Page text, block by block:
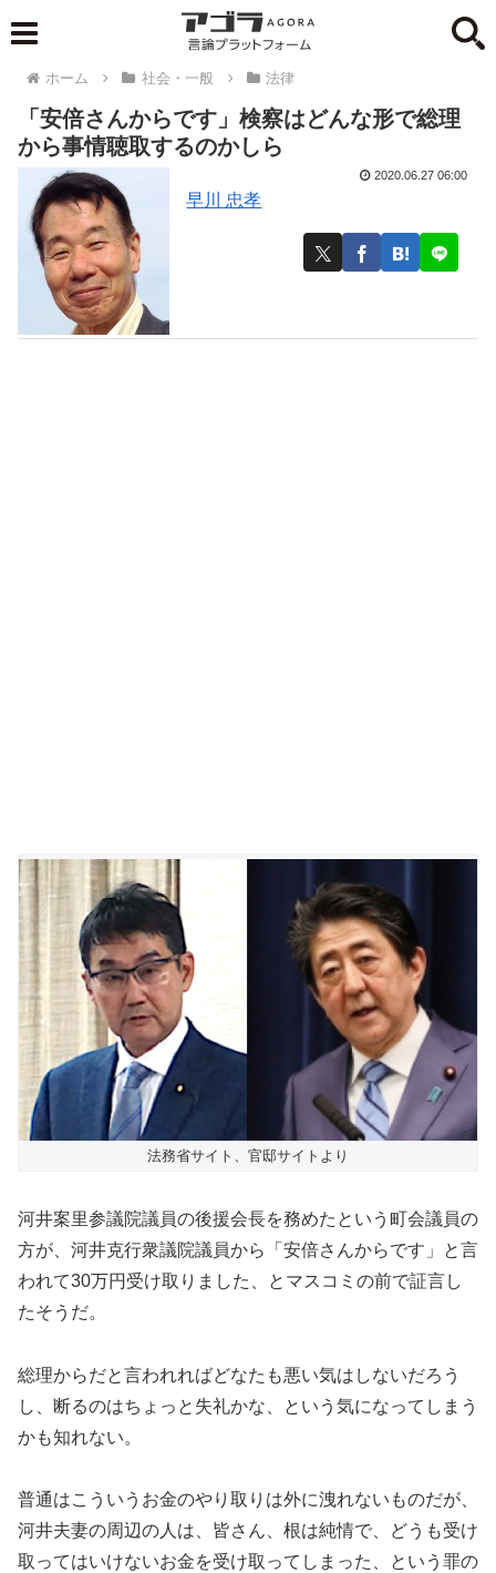
ホーム 社会・一般 法律
「安倍さんからです」検察はどんな形で総理
から事情聴取するのかしら
早川 忠孝
2020.06.27 06:00
法務省サイト、官邸サイトより
河井案里参議院議員の後援会長を務めたという町会議員の
方が、河井克行衆議院議員から「安倍さんからです」と言
われて30万円受け取りました、とマスコミの前で証言し
たそうだ。
総理からだと言われればどなたも悪い気はしないだろう
し、断るのはちょっと失礼かな、という気になってしまう
かも知れない。
普通はこういうお金のやり取りは外に洩れないものだが、
河井夫妻の周辺の人は、皆さん、根は純情で、どうも受け
取ってはいけないお金を受け取ってしまった、という罪の